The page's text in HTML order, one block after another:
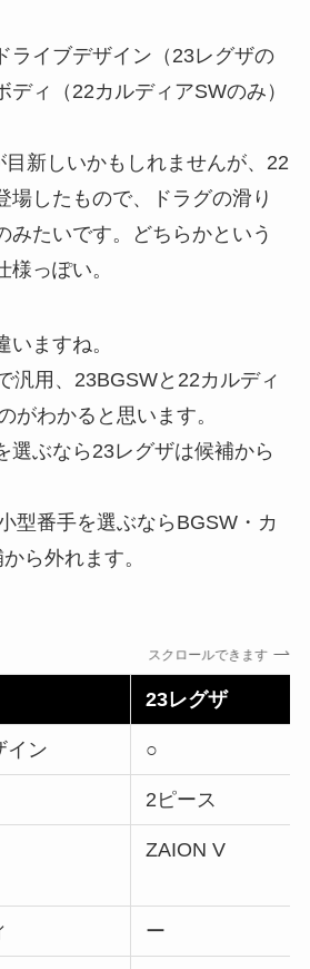
ライブデザイン（23レグザの
ディ（22カルディアSWのみ）
新しいかもしれませんが、22
場したもので、ドラグの滑り
みたいです。どちらかという
様っぽい。
ますね。
汎用、23BGSWと22カルディ
がわかると思います。
選ぶなら23レグザは候補から
型番手を選ぶならBGSW・カ
ら外れます。
スクロールできます
23レグザ
イン ○
2ピース
ZAION V
ー